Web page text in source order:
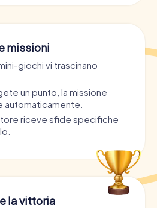
missioni
giochi vi trascinano
un punto, la missione
automaticamente.
riceve sfide specifiche
la vittoria